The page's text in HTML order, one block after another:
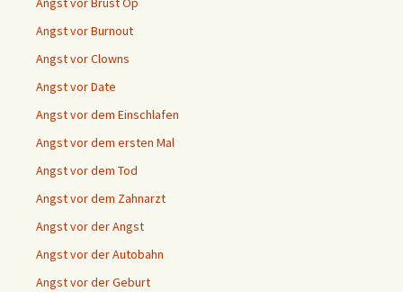
Angst vor Burnout
Angst vor Clowns
Angst vor Date
Angst vor dem Einschlafen
Angst vor dem ersten Mal
Angst vor dem Tod
Angst vor dem Zahnarzt
Angst vor der Angst
Angst vor der Autobahn
Angst vor der Geburt